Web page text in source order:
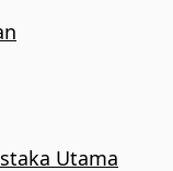
Utama